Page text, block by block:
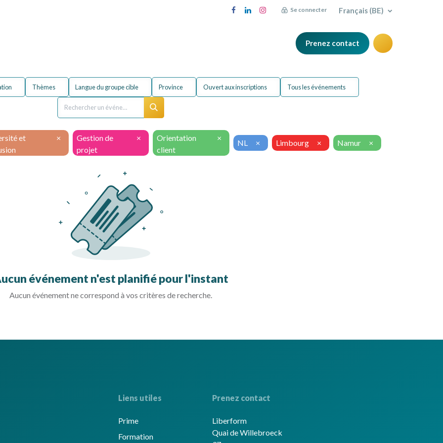
Se connecter Français (BE)
Prenez contact
Thèmes Langue du groupe cible Province Ouvert aux inscriptions Tous les événements
et
×
Gestion de
projet
×
Orientation
client
×
NL × Limbourg × Namur ×
événement n'est planifié pour l'instant
Aucun événement ne correspond à vos critères de recherche.
Liens utiles
Prime
Formation
Prenez contact
Liberform
Quai de Willebroeck